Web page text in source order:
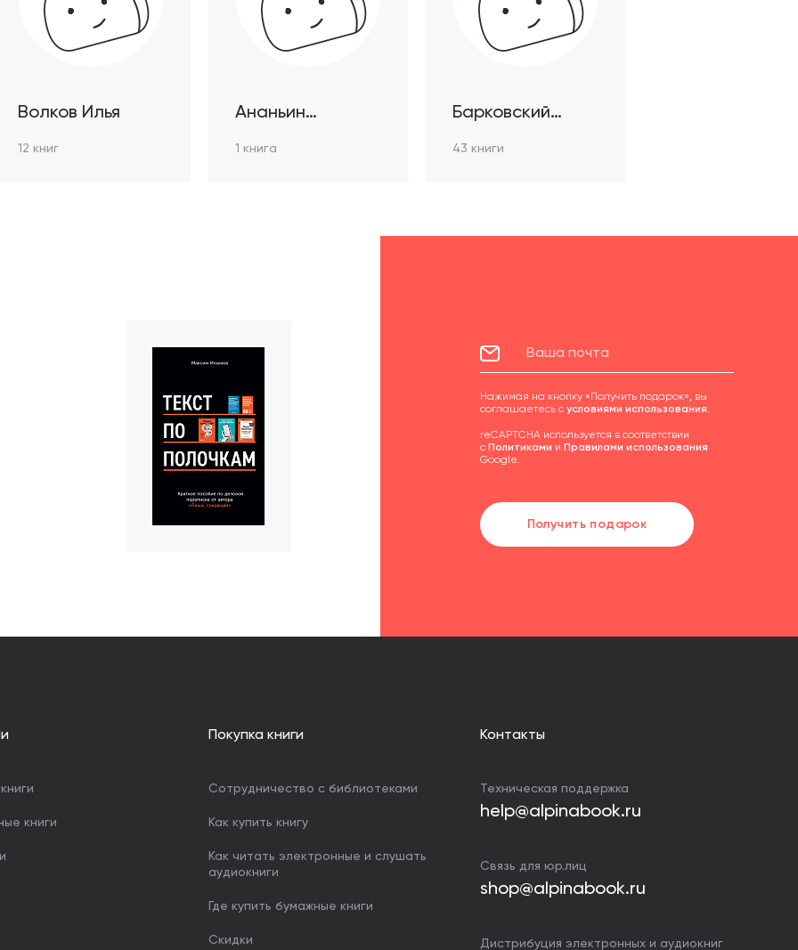
Волков Илья
12 книг
Ананьин
1 книга
Барковский
43 книги
Нажимая на кнопку «Получить подарок», вы
соглашаетесь с условиями использования.
reCAPTCHA используется в соответствии
с Политиками и Правилами использования
Google.
Получить подарок
книги
Покупка книги
Сотрудничество с библиотеками
Как купить книгу
Как читать электронные и слушать
аудиокниги
Где купить бумажные книги
Скидки
Контакты
Техническая поддержка
help@alpinabook.ru
Связь для юр.лиц
shop@alpinabook.ru
Дистрибуция электронных и аудиокниг